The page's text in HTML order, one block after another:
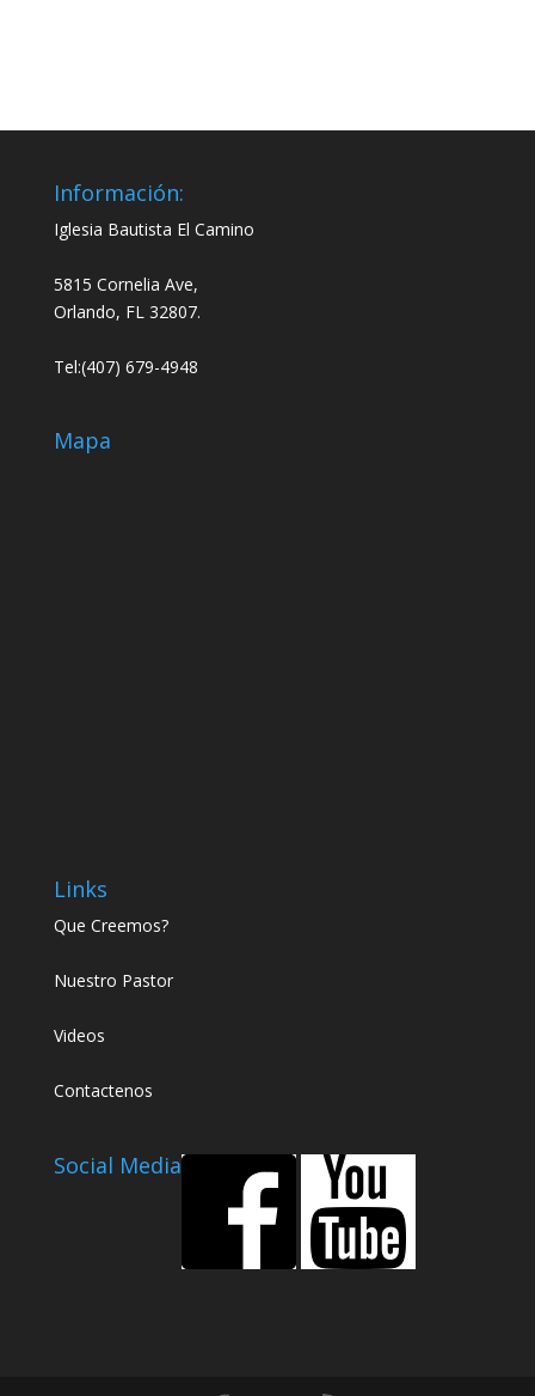
Información:
Iglesia Bautista El Camino
5815 Cornelia Ave,
Orlando, FL 32807.
Tel:(407) 679-4948
Mapa
Links
Que Creemos?
Nuestro Pastor
Videos
Contactenos
Social Media